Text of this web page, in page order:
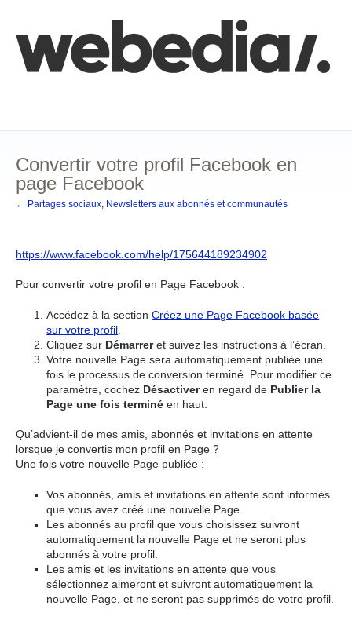
Convertir votre profil Facebook en
page Facebook
← Partages sociaux, Newsletters aux abonnés et communautés
https://www.facebook.com/help/175644189234902
Pour convertir votre profil en Page Facebook :
Accédez à la sectionCréez une Page Facebook basée
sur votre profil
Cliquez sur Démarreret suivez les instructions à l’écran.
Votre nouvelle Page sera automatiquement publiée une
fois le processus de conversion terminé. Pour modifier ce
paramètre, cochez Désactiveren regard de Publier la
Page une fois terminé en haut.
Qu’advient-il de mes amis, abonnés et invitations en attente
lorsque je convertis mon profil en Page ?
Une fois votre nouvelle Page publiée :
Vos abonnés, amis et invitations en attente sont informés
que vous avez créé une nouvelle Page.
Les abonnés au profil que vous choisissez suivront
automatiquement la nouvelle Page et ne seront plus
abonnés à votre profil.
Les amis et les invitations en attente que vous
sélectionnez aimeront et suivront automatiquement la
nouvelle Page, et ne seront pas supprimés de votre profil.